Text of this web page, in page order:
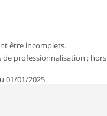
être incomplets.
de professionnalisation ; hors
01/01/2025.